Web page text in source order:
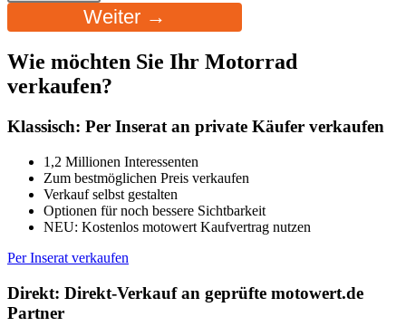
Weiter →
Wie möchten Sie Ihr Motorrad
verkaufen?
Klassisch: Per Inserat an private Käufer verkaufen
1,2 Millionen Interessenten
Zum bestmöglichen Preis verkaufen
Verkauf selbst gestalten
Optionen für noch bessere Sichtbarkeit
NEU: Kostenlos motowert Kaufvertrag nutzen
Per Inserat verkaufen
Direkt: Direkt-Verkauf an geprüfte motowert.de
Partner